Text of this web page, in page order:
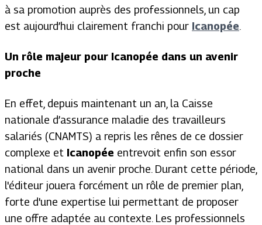
à sa promotion auprès des professionnels, un cap
est aujourd’hui clairement franchi pour Icanopée.
Un rôle majeur pour Icanopée dans un avenir
proche
En effet, depuis maintenant un an, la Caisse
nationale d’assurance maladie des travailleurs
salariés (CNAMTS) a repris les rênes de ce dossier
complexe et Icanopée entrevoit enfin son essor
national dans un avenir proche. Durant cette période,
l'éditeur jouera forcément un rôle de premier plan,
forte d'une expertise lui permettant de proposer
une offre adaptée au contexte. Les professionnels